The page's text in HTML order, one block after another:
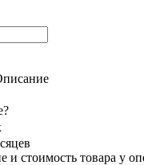
и стоимость товара у